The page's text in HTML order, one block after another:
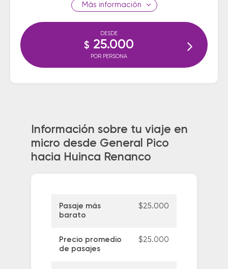
información
DESDE
$ 25.000
POR PERSONA
Información sobre tu viaje en
micro desde General Pico
hacia Huinca Renanco
Pasaje más
barato
$25.000
Precio promedio
de pasajes
$25.000